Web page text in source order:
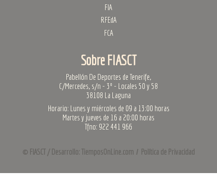
FIA
RFEdA
FCA
Sobre FIASCT
Pabellón De Deportes de Tenerife,
C/Mercedes, s/n - 3º - Locales 50 y 58
38108 La Laguna
Horario: Lunes y miércoles de 09 a 13:00 horas
Martes y jueves de 16 a 20:00 horas
Tfno: 922 441 966
© FIASCT / Desarrollo: TiemposOnLine.com / Política de Privacidad